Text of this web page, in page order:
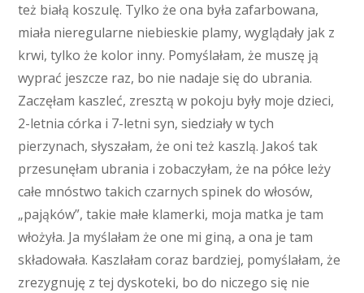
też białą koszulę. Tylko że ona była zafarbowana,
miała nieregularne niebieskie plamy, wyglądały jak z
krwi, tylko że kolor inny. Pomyślałam, że muszę ją
wyprać jeszcze raz, bo nie nadaje się do ubrania.
Zaczęłam kaszleć, zresztą w pokoju były moje dzieci,
2-letnia córka i 7-letni syn, siedziały w tych
pierzynach, słyszałam, że oni też kaszlą. Jakoś tak
przesunęłam ubrania i zobaczyłam, że na półce leży
całe mnóstwo takich czarnych spinek do włosów,
„pająków”, takie małe klamerki, moja matka je tam
włożyła. Ja myślałam że one mi giną, a ona je tam
składowała. Kaszlałam coraz bardziej, pomyślałam, że
zrezygnuję z tej dyskoteki, bo do niczego się nie